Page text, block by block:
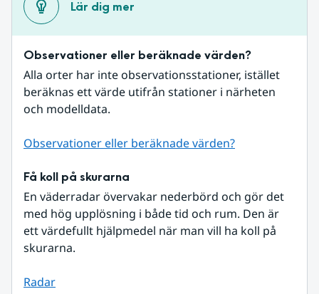
Lär dig mer
Observationer eller beräknade värden?
Alla orter har inte observationsstationer, istället
beräknas ett värde utifrån stationer i närheten
och modelldata.
Observationer eller beräknade värden?
Få koll på skurarna
En väderradar övervakar nederbörd och gör det
med hög upplösning i både tid och rum. Den är
ett värdefullt hjälpmedel när man vill ha koll på
skurarna.
Radar